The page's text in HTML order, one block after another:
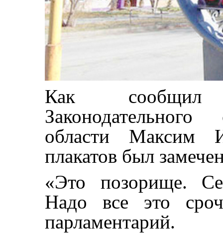
Как сообщил
области Максим
плакатов был
«Это позорище.
Надо все это
парламентарий.